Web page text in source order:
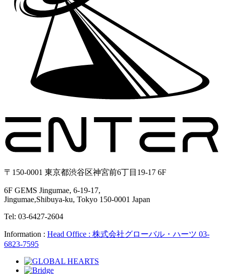
〒150-0001 東京都渋谷区神宮前6丁目19-17 6F
6F GEMS Jingumae, 6-19-17,
Jingumae,Shibuya-ku, Tokyo 150-0001 Japan
Tel: 03-6427-2604
Information : Head Office : 株式会社グローバル・ハーツ 03-
6823-7595